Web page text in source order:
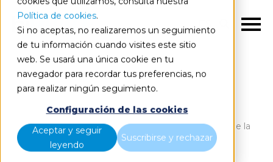
Política de cookies.
Si no aceptas, no realizaremos un seguimiento
de tu información cuando visites este sitio
web. Se usará una única cookie en tu
navegador para recordar tus preferencias, no
para realizar ningún seguimiento.
Configuración de las cookies
Aceptar y seguir
leyendo
Suscribirse y rechazar
ES
El potencial de la tecnología en la personalización de la
experiencia en el sector hotelero